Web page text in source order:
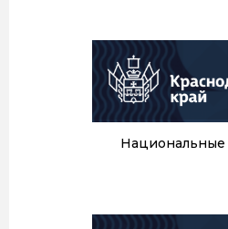
Национальные